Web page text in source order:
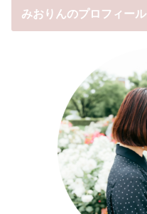
みおりんのプロフィール